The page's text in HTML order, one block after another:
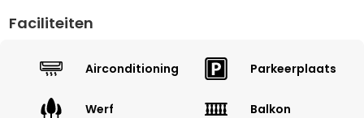
Faciliteiten
Airconditioning Parkeerplaats
Werf Balkon